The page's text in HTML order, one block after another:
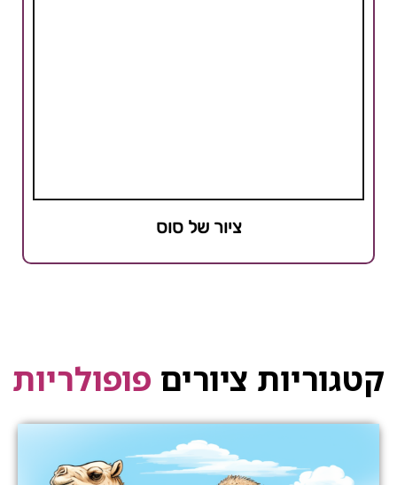
ציור של סוס
קטגוריות ציורים פופולריות